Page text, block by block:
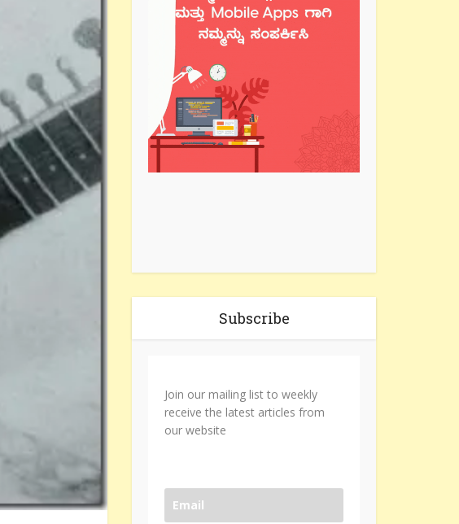
Subscribe
Join our mailing list to weekly
receive the latest articles from
our website